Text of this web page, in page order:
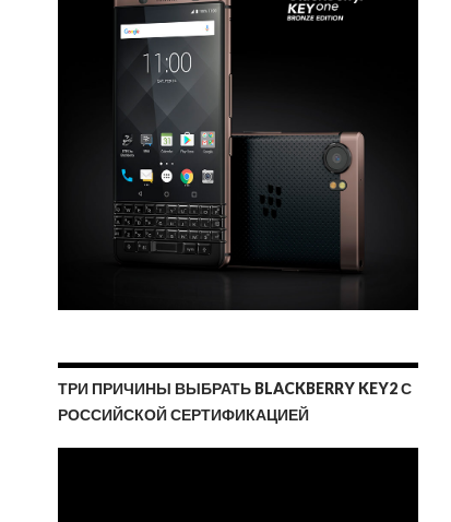
ТРИ ПРИЧИНЫ ВЫБРАТЬ BLACKBERRY KEY2 С
РОССИЙСКОЙ СЕРТИФИКАЦИЕЙ